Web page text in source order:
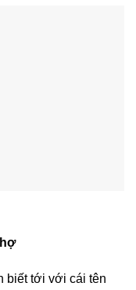
biết tới với cái tên